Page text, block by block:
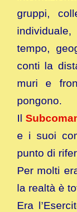
gruppi,
tempo,
conti la
muri e
pongono.
Il
e i suoi
punto di
Per molti
la realtà è
Era